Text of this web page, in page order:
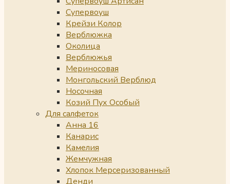
Супервоуш
Крейзи Колор
Верблюжка
Околица
Верблюжья
Мериносовая
Монгольский Верблюд
Носочная
Козий Пух Особый
Для салфеток
Анна 16
Канарис
Камелия
Жемчужная
Хлопок Мерсеризованный
Денди